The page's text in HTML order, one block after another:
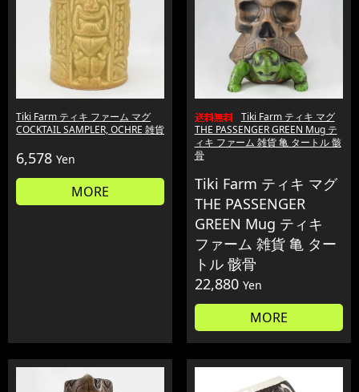
Tiki Farm ティキ ファーム マグ
COCKTAIL SAMPLER, OCHRE 雑貨
6,578 Yen
MORE
Tiki Farm ティキ マグ
THE PASSENGER GREEN Mug テ
ィキ ファーム 雑貨 亀 タートル 骸
骨
Tiki Farm ティキ マグ
THE PASSENGER
GREEN Mug ティキ
ファーム 雑貨 亀 ター
トル 骸骨
22,880 Yen
MORE